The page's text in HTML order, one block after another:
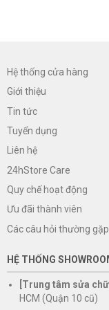
Hệ thống cửa hàng
Giới thiệu
Tin tức
Tuyển dụng
Liên hệ
24hStore Care
Quy chế hoạt động
Ưu đãi thành viên
Các câu hỏi thường gặp
HỆ THỐNG
[Trung tâm sửa
HCM (Quận 10 cũ)